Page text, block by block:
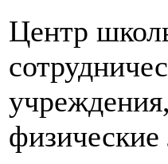
Центр